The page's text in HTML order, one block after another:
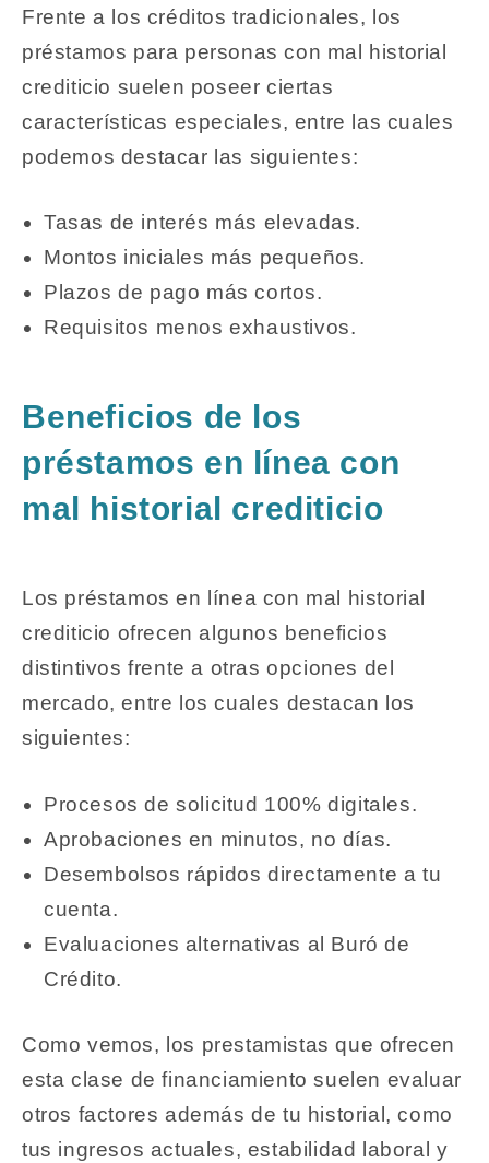
Frente a los créditos tradicionales, los
préstamos para personas con mal historial
crediticio suelen poseer ciertas
características especiales, entre las cuales
podemos destacar las siguientes:
Tasas de interés más elevadas.
Montos iniciales más pequeños.
Plazos de pago más cortos.
Requisitos menos exhaustivos.
Beneficios de los
préstamos en línea con
mal historial crediticio
Los préstamos en línea con mal historial
crediticio ofrecen algunos beneficios
distintivos frente a otras opciones del
mercado, entre los cuales destacan los
siguientes:
Procesos de solicitud 100% digitales.
Aprobaciones en minutos, no días.
Desembolsos rápidos directamente a tu
cuenta.
Evaluaciones alternativas al Buró de
Crédito.
Como vemos, los prestamistas que ofrecen
esta clase de financiamiento suelen evaluar
otros factores además de tu historial, como
tus ingresos actuales, estabilidad laboral y